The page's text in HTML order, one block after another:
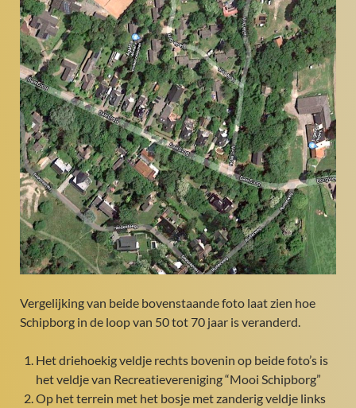
Vergelijking van beide bovenstaande foto laat zien hoe
Schipborg in de loop van 50 tot 70 jaar is veranderd.
Het driehoekig veldje rechts bovenin op beide foto’s is
het veldje van Recreatievereniging “Mooi Schipborg”
Op het terrein met het bosje met zanderig veldje links